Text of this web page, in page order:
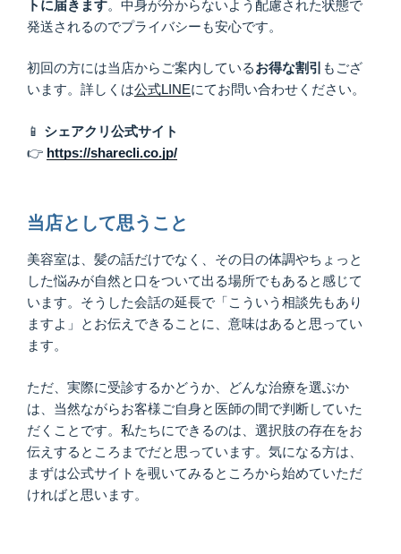
トに届きます。中身が分からないよう配慮された状態で
発送されるのでプライバシーも安心です。
初回の方には当店からご案内しているお得な割引 もござ
います。詳しくは公式LINEにてお問い合わせください。
📱 シェアクリ公式サイト
👉 https://sharecli.co.jp/
当店として思うこと
美容室は、髪の話だけでなく、その日の体調やちょっと
した悩みが自然と口をついて出る場所でもあると感じて
います。そうした会話の延長で「こういう相談先もあり
ますよ」とお伝えできることに、意味はあると思ってい
ます。
ただ、実際に受診するかどうか、どんな治療を選ぶか
は、当然ながらお客様ご自身と医師の間で判断していた
だくことです。私たちにできるのは、選択肢の存在をお
伝えするところまでだと思っています。気になる方は、
まずは公式サイトを覗いてみるところから始めていただ
ければと思います。